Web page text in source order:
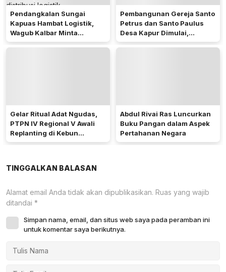
Pendangkalan Sungai
Kapuas Hambat Logistik,
Wagub Kalbar Minta
Pengerukan Diprioritaskan
Pembangunan Gereja Santo
Petrus dan Santo Paulus
Desa Kapur Dimulai,
Pemkab Kubu Raya Siapkan
Gelar Ritual Adat Ngudas,
PTPN IV Regional V Awali
Replanting di Kebun
Kembayan
Abdul Rivai Ras Luncurkan
Buku Pangan dalam Aspek
Pertahanan Negara
TINGGALKAN BALASAN
Alamat email Anda tidak akan dipublikasikan. Ruas yang wajib
ditandai *
Simpan nama, email, dan situs web saya pada peramban ini
untuk komentar saya berikutnya.